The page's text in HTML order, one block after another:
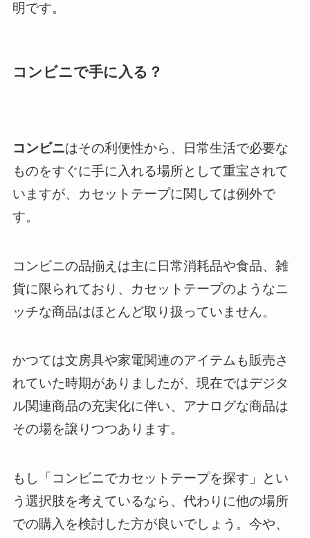
明です。
コンビニで手に入る？
コンビニはその利便性から、日常生活で必要な
ものをすぐに手に入れる場所として重宝されて
いますが、カセットテープに関しては例外で
す。
コンビニの品揃えは主に日常消耗品や食品、雑
貨に限られており、カセットテープのようなニ
ッチな商品はほとんど取り扱っていません。
かつては文房具や家電関連のアイテムも販売さ
れていた時期がありましたが、現在ではデジタ
ル関連商品の充実化に伴い、アナログな商品は
その場を譲りつつあります。
もし「コンビニでカセットテープを探す」とい
う選択肢を考えているなら、代わりに他の場所
での購入を検討した方が良いでしょう。今や、